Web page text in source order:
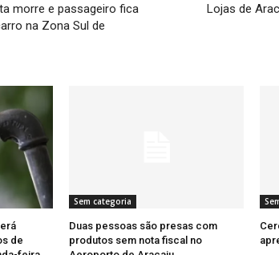
morre e passageiro fica
na Zona Sul de
Lojas de
de
Sem categoria
Duas pessoas são presas com
produtos sem nota fiscal no